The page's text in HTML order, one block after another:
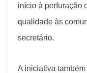
início à perfuração
qualidade às
secretário.
A iniciativa